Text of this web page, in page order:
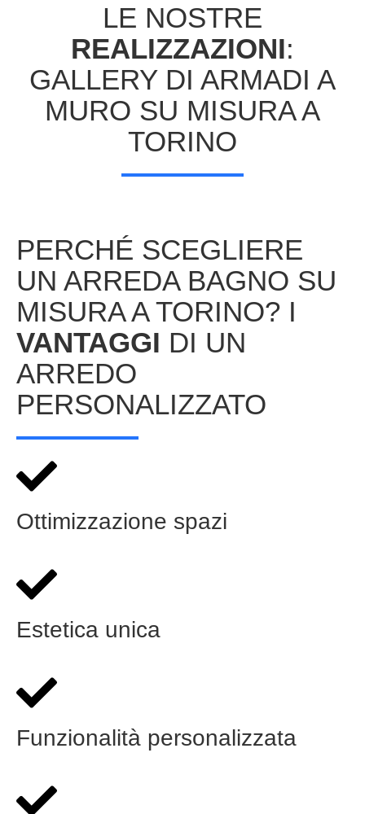
LE NOSTRE
REALIZZAZIONI:
GALLERY DI ARMADI A
MURO SU MISURA A
TORINO
PERCHÉ SCEGLIERE
UN ARREDA BAGNO SU
MISURA A TORINO? I
VANTAGGI DI UN
ARREDO
PERSONALIZZATO
Ottimizzazione spazi
Estetica unica
Funzionalità personalizzata